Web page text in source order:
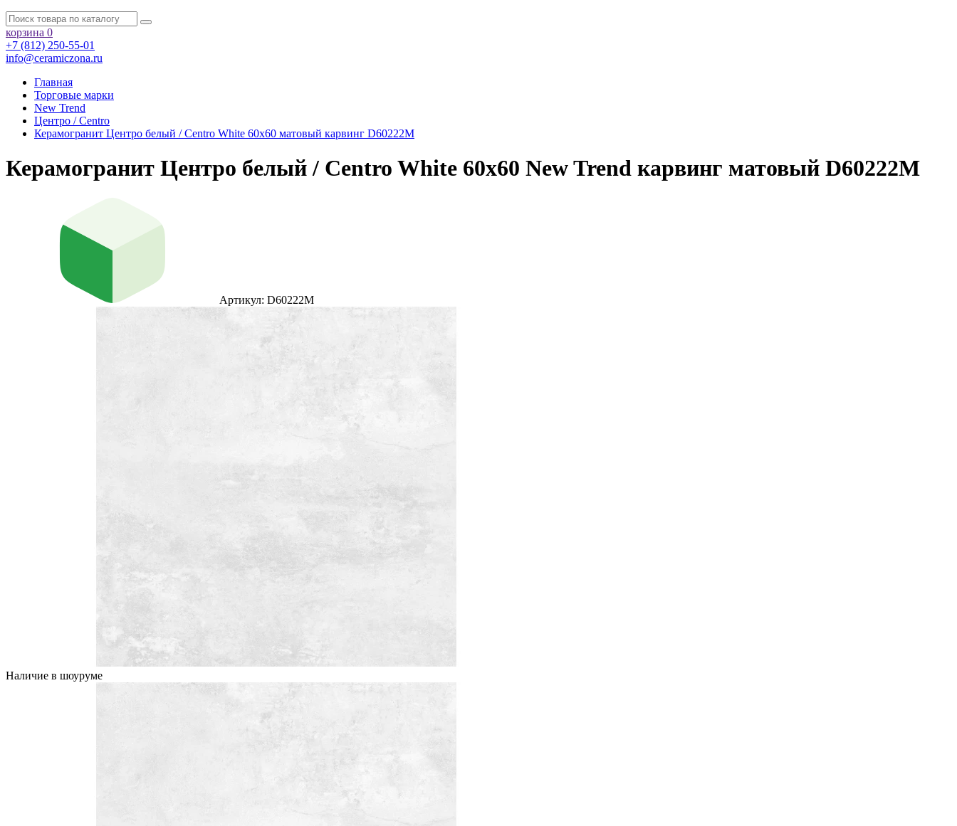
корзина 0
+7 (812) 250-55-01
info@ceramiczona.ru
Главная
Торговые марки
New Trend
Центро / Centro
Керамогранит Центро белый / Centro White 60х60 матовый карвинг D60222M
Керамогранит Центро белый / Centro White 60х60 New Trend карвинг матовый D60222M
Артикул: D60222M
Наличие в шоуруме